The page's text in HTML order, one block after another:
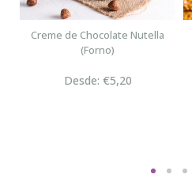
Creme de Chocolate Nutella
(Forno)
Desde: €5,20